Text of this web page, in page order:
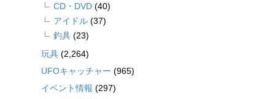
CD・DVD (40)
アイドル (37)
釣具 (23)
玩具 (2,264)
UFOキャッチャー (965)
イベント情報 (297)